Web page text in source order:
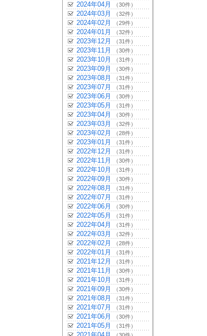
2024年04月 （30件）
2024年03月 （32件）
2024年02月 （29件）
2024年01月 （32件）
2023年12月 （31件）
2023年11月 （30件）
2023年10月 （31件）
2023年09月 （30件）
2023年08月 （31件）
2023年07月 （31件）
2023年06月 （30件）
2023年05月 （31件）
2023年04月 （30件）
2023年03月 （32件）
2023年02月 （28件）
2023年01月 （31件）
2022年12月 （31件）
2022年11月 （30件）
2022年10月 （31件）
2022年09月 （30件）
2022年08月 （31件）
2022年07月 （31件）
2022年06月 （30件）
2022年05月 （31件）
2022年04月 （31件）
2022年03月 （32件）
2022年02月 （28件）
2022年01月 （31件）
2021年12月 （31件）
2021年11月 （30件）
2021年10月 （31件）
2021年09月 （30件）
2021年08月 （31件）
2021年07月 （31件）
2021年06月 （30件）
2021年05月 （31件）